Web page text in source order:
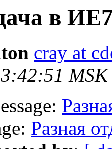
в
cray at
Разная